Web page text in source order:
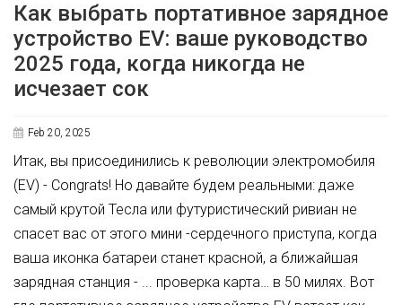
Как выбрать портативное зарядное
устройство EV: ваше руководство
2025 года, когда никогда не
исчезает сок
Feb 20, 2025
Итак, вы присоединились к революции электромобиля
(EV) - Congrats! Но давайте будем реальными: даже
самый крутой Тесла или футуристический ривиан не
спасет вас от этого мини -сердечного приступа, когда
ваша иконка батареи станет красной, а ближайшая
зарядная станция - ... проверка карта… в 50 милях. Вот